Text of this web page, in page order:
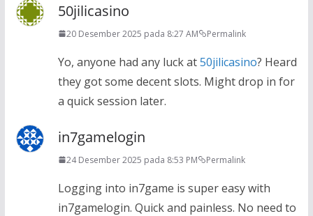
50jilicasino
20 Desember 2025 pada 8:27 AM Permalink
Yo, anyone had any luck at50jilicasino? Heard
they got some decent slots. Might drop in for
a quick session later.
in7gamelogin
24 Desember 2025 pada 8:53 PM Permalink
Logging into in7game is super easy with
in7gamelogin. Quick and painless. No need to